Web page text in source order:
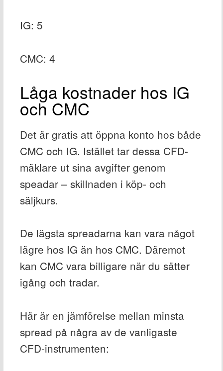
IG: 5
CMC: 4
Låga kostnader hos IG
och CMC
Det är gratis att öppna konto hos både
CMC och IG. Istället tar dessa CFD-
mäklare ut sina avgifter genom
speadar – skillnaden i köp- och
säljkurs.
De lägsta spreadarna kan vara något
lägre hos IG än hos CMC. Däremot
kan CMC vara billigare när du sätter
igång och tradar.
Här är en jämförelse mellan minsta
spread på några av de vanligaste
CFD-instrumenten: